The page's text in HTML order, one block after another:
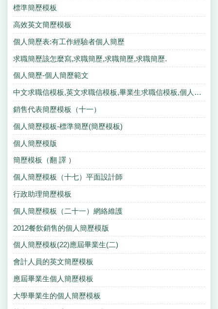
標準簡歷模板
高效英文簡歷模板
個人簡歷表:有工作經驗者個人簡歷
求職簡歷該怎麼寫,求職簡歷,求職簡歷,求職簡歷.
個人簡歷-個人簡歷範文
中文求職信模板,英文求職信模板,畢業生求職信模板,個人求職信模板
銷售代表簡歷模板（十一）
個人簡歷模板-標準簡歷(簡歷模板)
個人簡歷模版
簡歷模板（翻 譯 ）
個人簡歷模板（十七）平面設計師
行政助理簡歷模板
個人簡歷模板（二十一）網絡維護
2012餐飲銷售的個人簡歷模版
個人簡歷模板(22)應屆畢業生(二)
會計人員的英文簡歷模板
應屆畢業生個人簡歷模板
大學畢業生的個人簡歷模板